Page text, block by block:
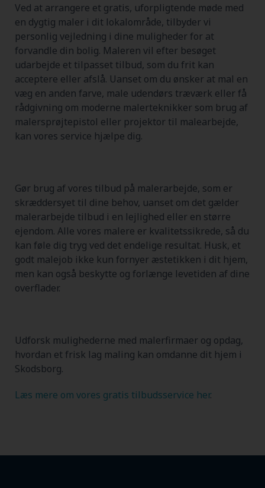
Ved at arrangere et gratis, uforpligtende møde med
en dygtig maler i dit lokalområde, tilbyder vi
personlig vejledning i dine muligheder for at
forvandle din bolig. Maleren vil efter besøget
udarbejde et tilpasset tilbud, som du frit kan
acceptere eller afslå. Uanset om du ønsker at mal en
væg en anden farve, male udendørs træværk eller få
rådgivning om moderne malerteknikker som brug af
malersprøjtepistol eller projektor til malearbejde,
kan vores service hjælpe dig.
Gør brug af vores tilbud på malerarbejde, som er
skræddersyet til dine behov, uanset om det gælder
malerarbejde tilbud i en lejlighed eller en større
ejendom. Alle vores malere er kvalitetssikrede, så du
kan føle dig tryg ved det endelige resultat. Husk, et
godt malejob ikke kun fornyer æstetikken i dit hjem,
men kan også beskytte og forlænge levetiden af dine
overflader.
Udforsk mulighederne med malerfirmaer og opdag,
hvordan et frisk lag maling kan omdanne dit hjem i
Skodsborg.
Læs mere om vores gratis tilbudsservice her.